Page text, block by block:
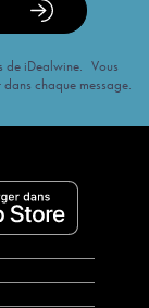
de iDealwine. Vous
chaque message.